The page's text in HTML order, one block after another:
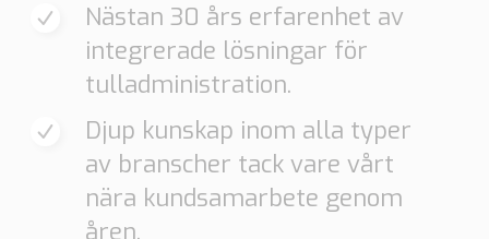
Nästan 30 års erfarenhet av
integrerade lösningar för
tulladministration.
Djup kunskap inom alla typer
av branscher tack vare vårt
nära kundsamarbete genom
åren.